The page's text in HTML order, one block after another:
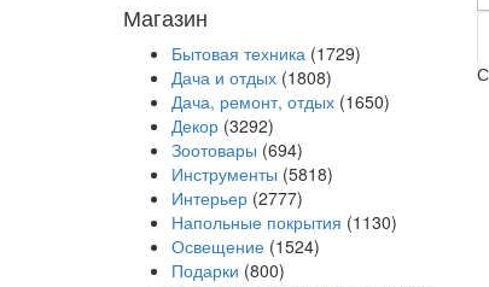
Магазин
Бытовая техника (1729)
Дача и отдых (1808)
Дача, ремонт, отдых (1650)
Декор (3292)
Зоотовары (694)
Инструменты (5818)
Интерьер (2777)
Напольные покрытия (1130)
Освещение (1524)
Подарки (800)